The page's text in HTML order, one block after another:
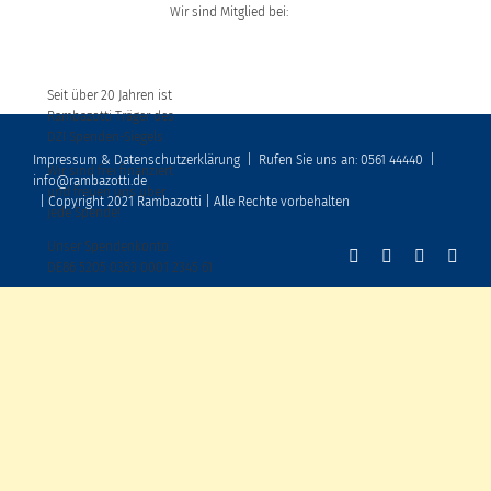
Wir sind Mitglied bei:
Seit über 20 Jahren ist
Rambazotti Träger des
DZI Spenden-Siegels
Wir sind frei finanziert
und freuen uns über
jede Spende!
Unser Spendenkonto:
DE86 5205 0353 0001 2345 61
Impressum & Datenschutzerklärung Rufen Sie uns an: 0561 44440
info@rambazotti.de
| Copyright 2021 Rambazotti | Alle Rechte vorbehalten